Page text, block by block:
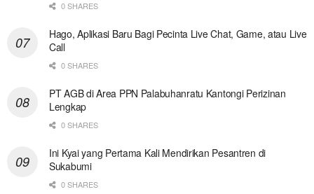
0 SHARES
Hago, Aplikasi Baru Bagi Pecinta Live Chat, Game, atau Live
Call
0 SHARES
PT AGB di Area PPN Palabuhanratu Kantongi Perizinan
Lengkap
0 SHARES
Ini Kyai yang Pertama Kali Mendirikan Pesantren di
Sukabumi
0 SHARES